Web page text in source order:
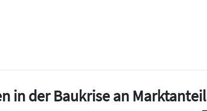
in der Baukrise an Marktanteil